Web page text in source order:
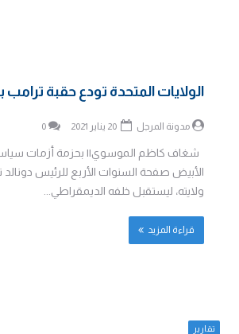
الولايات المتحدة تودع حقبة
مدونة المرجل 0
شغاف كاظم الموسوي|| بحزمة أزمات
الأبيض صفحة السنوات الأربع للرئيس دونالد
ولايته، ليستقبل خلفه الديمقراطي...
قراءة المزيد
تقارير